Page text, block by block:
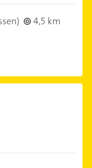
4,5 km